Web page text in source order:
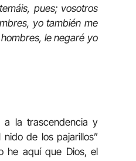
pues; vosotros
yo también me
le negaré yo
a la trascendencia y
de los pajarillos”
he aquí que Dios, el